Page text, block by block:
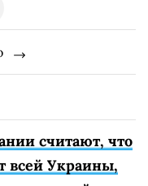
считают, что
всей Украины,